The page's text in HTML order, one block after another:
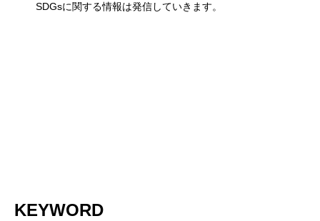
SDGsに関する情報は発信していきます。
KEYWORD